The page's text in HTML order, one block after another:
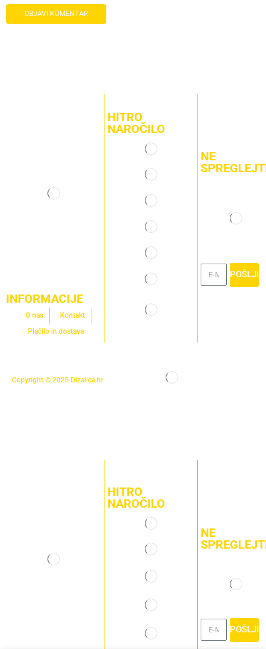
INFORMACIJE
O nas
Kontakt
Plačilo in dostava
HITRO
NAROČILO
NE
POŠLJI
Copyright © 2025 Dizalica.hr
HITRO
NAROČILO
NE
POŠLJI